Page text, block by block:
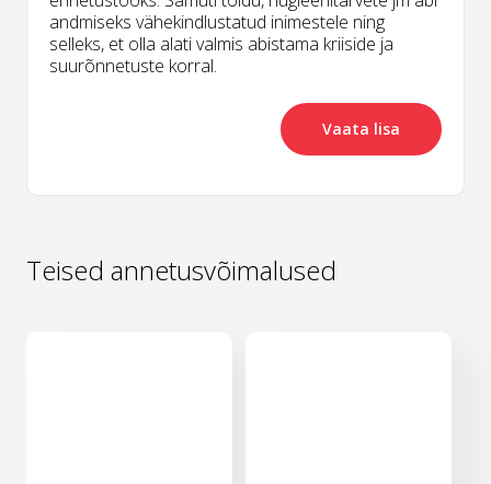
andmiseks vähekindlustatud inimestele ning
selleks, et olla alati valmis abistama kriiside ja
suurõnnetuste korral.
Vaata lisa
Teised annetusvõimalused